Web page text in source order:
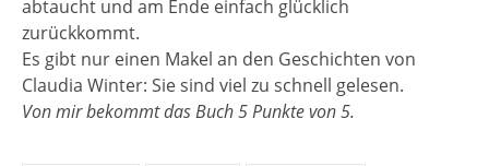
abtaucht und am Ende einfach glücklich
zurückkommt.
Es gibt nur einen Makel an den Geschichten von
Claudia Winter: Sie sind viel zu schnell gelesen.
Von mir bekommt das Buch 5 Punkte von 5.